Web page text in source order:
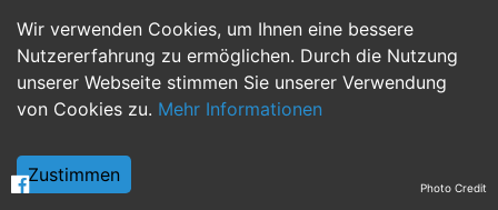
Wir verwenden Cookies, um Ihnen eine bessere
Nutzererfahrung zu ermöglichen. Durch die Nutzung
unserer Webseite stimmen Sie unserer Verwendung
von Cookies zu. Mehr Informationen
Zustimmen
Personalwesen Assistenz, Sekretariat
Hilfskräfte, Aushilfs- und Nebenjobs
Weiterbildung, Studium, duale Ausbildung Photo Credit